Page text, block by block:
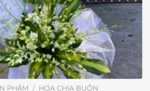
PHẨM / HOA CHIA BUỒN